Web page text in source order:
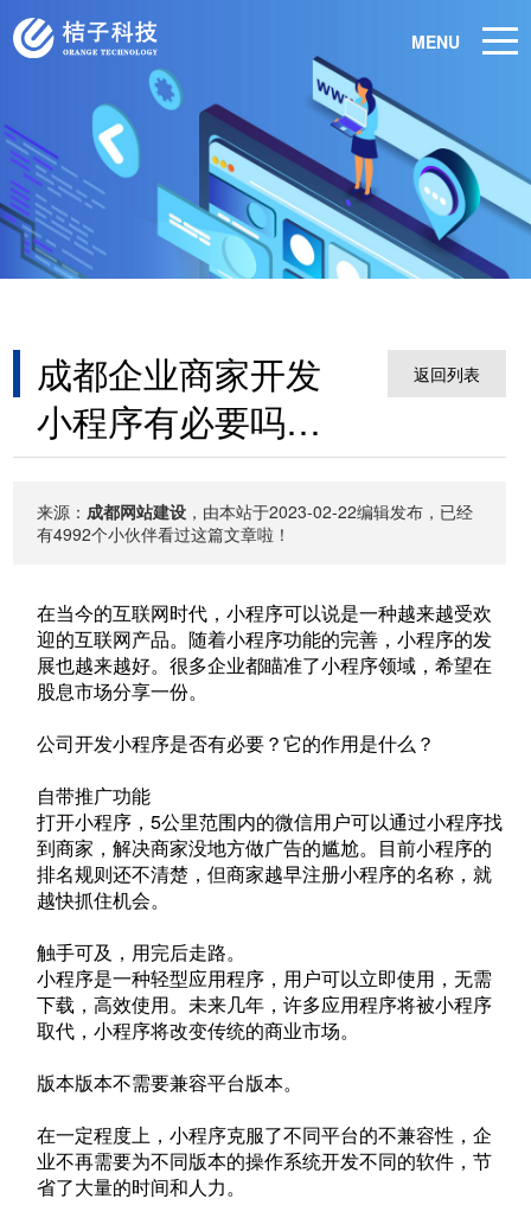
MENU
成都企业商家开发
小程序有必要吗？
有什么作用
返回列表
来源：成都网站建设 ，由本站于2023-02-22编辑发布，已经
有4992个小伙伴看过这篇文章啦！
在当今的互联网时代，小程序可以说是一种越来越受欢
迎的互联网产品。随着小程序功能的完善，小程序的发
展也越来越好。很多企业都瞄准了小程序领域，希望在
股息市场分享一份。
公司开发小程序是否有必要？它的作用是什么？
自带推广功能
打开小程序，5公里范围内的微信用户可以通过小程序找
到商家，解决商家没地方做广告的尴尬。目前小程序的
排名规则还不清楚，但商家越早注册小程序的名称，就
越快抓住机会。
触手可及，用完后走路。
小程序是一种轻型应用程序，用户可以立即使用，无需
下载，高效使用。未来几年，许多应用程序将被小程序
取代，小程序将改变传统的商业市场。
版本版本不需要兼容平台版本。
在一定程度上，小程序克服了不同平台的不兼容性，企
业不再需要为不同版本的操作系统开发不同的软件，节
省了大量的时间和人力。